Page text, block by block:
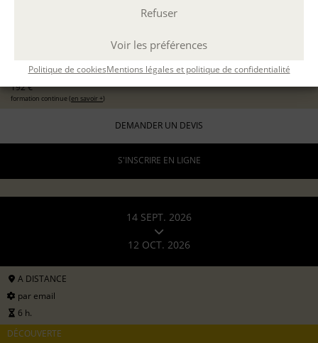
Refuser
Voir les préférences
Politique de cookiesMentions légales et politique de confidentialité
EXPÉRIMENTER L'ATELIER D'ÉCRITURE
pour les particuliers
192 €
formation continue (en savoir +)
DEMANDER UN DEVIS
S'INSCRIRE EN LIGNE
14 SEPT. 2026
12 OCT. 2026
A DISTANCE
par email
6 h.
DÉCOUVERTE